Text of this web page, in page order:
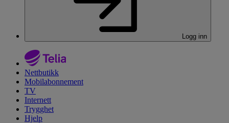
Logg inn
Nettbutikk
Mobilabonnement
TV
Internett
Trygghet
Hjelp